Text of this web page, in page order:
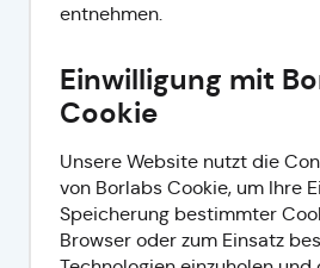
entnehmen.
Einwilligung mit
Cookie
Unsere Website nutzt die
von Borlabs Cookie, um Ihre
Speicherung bestimmter
Browser oder zum Einsatz